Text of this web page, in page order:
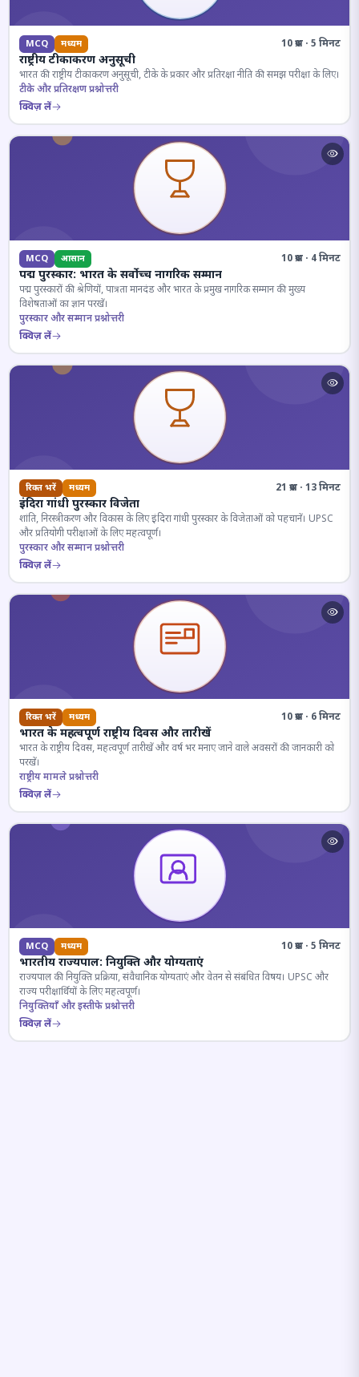
MCQ मध्यम 10 प्रश्न · 5 मिनट
राष्ट्रीय टीकाकरण अनुसूची
भारत की राष्ट्रीय टीकाकरण अनुसूची, टीके के प्रकार और प्रतिरक्षा नीति की समझ परीक्षा के लिए।
टीके और प्रतिरक्षण प्रश्नोत्तरी
क्विज़ लें
MCQ आसान 10 प्रश्न · 4 मिनट
पद्म पुरस्कार: भारत के सर्वोच्च नागरिक सम्मान
पद्म पुरस्कारों की श्रेणियों, पात्रता मानदंड और भारत के प्रमुख नागरिक सम्मान की मुख्य
विशेषताओं का ज्ञान परखें।
पुरस्कार और सम्मान प्रश्नोत्तरी
क्विज़ लें
रिक्त भरें मध्यम 21 प्रश्न · 13 मिनट
इंदिरा गांधी पुरस्कार विजेता
शांति, निरस्त्रीकरण और विकास के लिए इंदिरा गांधी पुरस्कार के विजेताओं को पहचानें। UPSC
और प्रतियोगी परीक्षाओं के लिए महत्वपूर्ण।
पुरस्कार और सम्मान प्रश्नोत्तरी
क्विज़ लें
रिक्त भरें मध्यम 10 प्रश्न · 6 मिनट
भारत के महत्वपूर्ण राष्ट्रीय दिवस और तारीखें
भारत के राष्ट्रीय दिवस, महत्वपूर्ण तारीखें और वर्ष भर मनाए जाने वाले अवसरों की जानकारी को
परखें।
राष्ट्रीय मामले प्रश्नोत्तरी
क्विज़ लें
MCQ मध्यम 10 प्रश्न · 5 मिनट
भारतीय राज्यपाल: नियुक्ति और योग्यताएं
राज्यपाल की नियुक्ति प्रक्रिया, संवैधानिक योग्यताएं और वेतन से संबंधित विषय। UPSC और
राज्य परीक्षार्थियों के लिए महत्वपूर्ण।
नियुक्तियाँ और इस्तीफे प्रश्नोत्तरी
क्विज़ लें